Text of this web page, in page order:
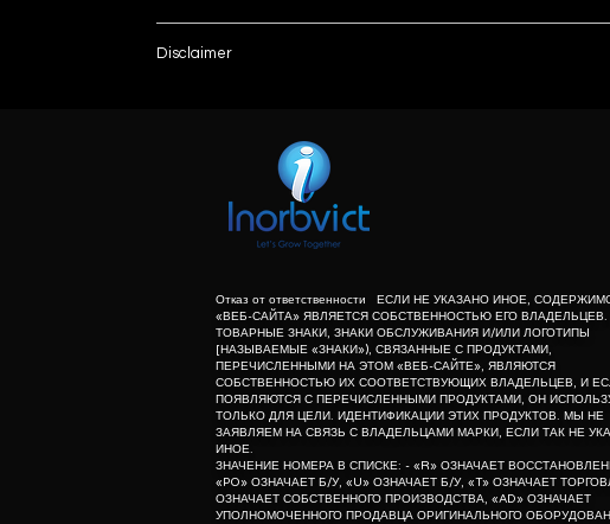
Generator Power (Kw)
AERB Approved
Operation Mode
List No.
Minimum Order Quantity
Disclaimer
herein associated with the products listed on this”
purpose of identification of those products. we do not
meaning of list number: - “r” means refurbished, “po”
dealer of original equipment manufacturer.
Отказ от ответственности ЕСЛИ НЕ УКАЗАНО ИНОЕ,
«ВЕБ-САЙТА» ЯВЛЯЕТСЯ СОБСТВЕННОСТЬЮ ЕГО
ТОВАРНЫЕ ЗНАКИ, ЗНАКИ ОБСЛУЖИВАНИЯ И/ИЛИ ЛОГОТИПЫ
[НАЗЫВАЕМЫЕ «ЗНАКИ»), СВЯЗАННЫЕ С ПРОДУКТАМИ,
ПЕРЕЧИСЛЕННЫМИ НА ЭТОМ «ВЕБ-САЙТЕ», ЯВЛЯЮТСЯ
СОБСТВЕННОСТЬЮ ИХ СООТВЕТСТВУЮЩИХ ВЛАДЕЛЬЦЕВ, И
ПОЯВЛЯЮТСЯ С ПЕРЕЧИСЛЕННЫМИ ПРОДУКТАМИ, ОН
ТОЛЬКО ДЛЯ ЦЕЛИ. ИДЕНТИФИКАЦИИ ЭТИХ ПРОДУКТОВ. МЫ НЕ
ЗАЯВЛЯЕМ НА СВЯЗЬ С ВЛАДЕЛЬЦАМИ МАРКИ, ЕСЛИ ТАК НЕ
ИНОЕ.
ЗНАЧЕНИЕ НОМЕРА В СПИСКЕ: - «R» ОЗНАЧАЕТ
«PO» ОЗНАЧАЕТ Б/У, «U» ОЗНАЧАЕТ Б/У, «T» ОЗНАЧАЕТ
ОЗНАЧАЕТ СОБСТВЕННОГО ПРОИЗВОДСТВА, «AD» ОЗНАЧАЕТ
УПОЛНОМОЧЕННОГО ПРОДАВЦА ОРИГИНАЛЬНОГО